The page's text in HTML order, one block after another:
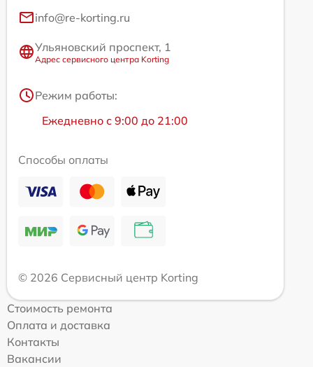
info@re-korting.ru
Ульяновский проспект, 1
Адрес сервисного центра Korting
Режим работы:
Ежедневно с 9:00 до 21:00
Способы оплаты
© 2026 Сервисный центр Korting
Стоимость ремонта
Оплата и доставка
Контакты
Вакансии